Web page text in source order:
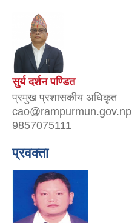
सुर्य दर्शन पण्डित
प्रमुख प्रशासकीय अधिकृत
cao@rampurmun.gov.np
9857075111
प्रवक्ता